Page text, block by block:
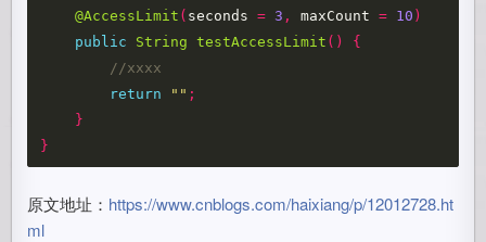
@AccessLimit ( seconds = 3 , maxCount = 10 )
public
String testAccessLimit ()
{
//xxxx
return
"" ;
}
}
原文地址： https://www.cnblogs.com/haixiang/p/12012728.ht
ml